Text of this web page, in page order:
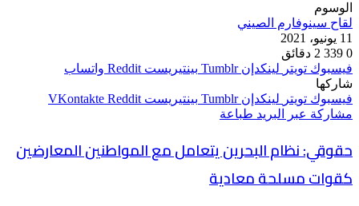
الوسوم
لقاح سينوفارم الصيني
11 يونيو، 2021
0
2 دقائق
فيسبوك تويتر لينكدإن بينتيريست
واتساب
شاركها
فيسبوك تويتر لينكدإن بينتيريست
مشاركة عبر البريد طباعة
حقوقي: نظام البحرين يتعامل مع المواطنين المعارضين
كقوات مسلحة معادية